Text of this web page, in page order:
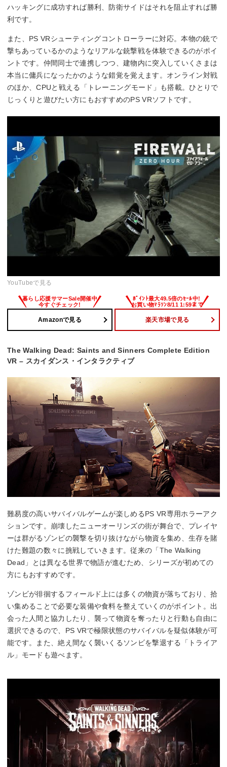
ハッキングに成功すれば勝利、防衛サイドはそれを阻止すれば勝
利です。
また、PS VRシューティングコントローラーに対応。本物の銃で
撃ちあっているかのようなリアルな銃撃戦を体験できるのがポイ
ントです。仲間同士で連携しつつ、建物内に突入していくさまは
本当に傭兵になったかのような錯覚を覚えます。オンライン対戦
のほか、CPUと戦える「トレーニングモード」も搭載。ひとりで
じっくりと遊びたい方にもおすすめのPS VRソフトです。
YouTubeで見る
Amazonで見る 楽天市場で見る
The Walking Dead: Saints and Sinners Complete Edition
VR – スカイダンス・インタラクティブ
難易度の高いサバイバルゲームが楽しめるPS VR専用ホラーアク
ションです。崩壊したニューオーリンズの街が舞台で、プレイヤ
ーは群がるゾンビの襲撃を切り抜けながら物資を集め、生存を賭
けた難題の数々に挑戦していきます。従来の「The Walking
Dead」とは異なる世界で物語が進むため、シリーズが初めての
方にもおすすめです。
ゾンビが徘徊するフィールド上には多くの物資が落ちており、拾
い集めることで必要な装備や食料を整えていくのがポイント。出
会った人間と協力したり、襲って物資を奪ったりと行動も自由に
選択できるので、PS VRで極限状態のサバイバルを疑似体験が可
能です。また、絶え間なく襲いくるソンビを撃退する「トライア
ル」モードも遊べます。